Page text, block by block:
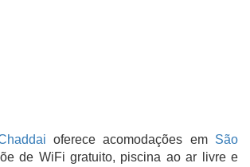
oferece acomodações em São
de WiFi gratuito, piscina ao ar livre e